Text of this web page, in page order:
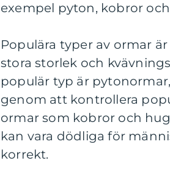
exempel pyton, kobror
Populära typer av ormar
stora storlek och
populär typ är
genom att kontrollera
ormar som kobror och
kan vara dödliga för
korrekt.